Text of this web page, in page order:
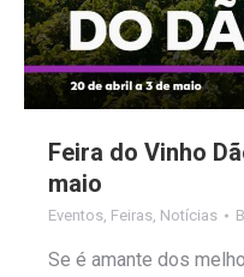
Feira do Vinho
maio
Eventos, Feiras, Notícias
Se é amante dos